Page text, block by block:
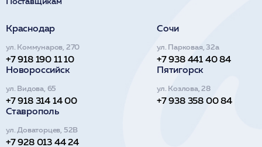
Краснодар
ул. Коммунаров, 270
+7 918 190 11 10
Сочи
ул. Парковая, 32а
+7 938 441 40 84
Новороссийск
ул. Видова, 65
+7 918 314 14 00
Пятигорск
ул. Козлова, 28
+7 938 358 00 84
Ставрополь
ул. Доваторцев, 52В
+7 928 013 44 24